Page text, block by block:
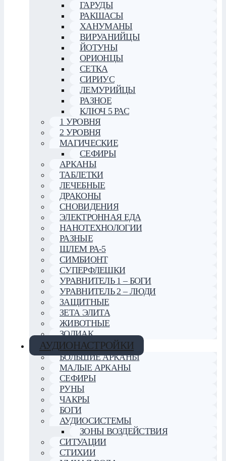
ГАРУДЫ
РАКШАСЫ
ХАНУМАНЫ
ВИРУАНИЙЦЫ
ЙОТУНЫ
ОРИОНЦЫ
СЕТКА
СИРИУС
ЛЕМУРИЙЦЫ
РАЗНОЕ
КЛЮЧ 5 РАС
1 УРОВНЯ
2 УРОВНЯ
МАГИЧЕСКИЕ
СЕФИРЫ
АРКАНЫ
ТАБЛЕТКИ
ЛЕЧЕБНЫЕ
ДРАКОНЫ
СНОВИДЕНИЯ
ЭЛЕКТРОННАЯ ЕДА
НАНОТЕХНОЛОГИИ
РАЗНЫЕ
ШЛЕМ РА-5
СИМБИОНТ
СУПЕРФЛЕШКИ
УРАВНИТЕЛЬ 1 – БОГИ
УРАВНИТЕЛЬ 2 – ЛЮДИ
ЗАЩИТНЫЕ
ЗЕТА ЭЛИТА
ЖИВОТНЫЕ
ЗОДИАК
АУДИОНАСТРОЙКИ
БОЛЬШИЕ АРКАНЫ
МАЛЫЕ АРКАНЫ
СЕФИРЫ
РУНЫ
ЧАКРЫ
БОГИ
АУДИОСИСТЕМЫ
ЗОНЫ ВОЗДЕЙСТВИЯ
СИТУАЦИИ
СТИХИИ